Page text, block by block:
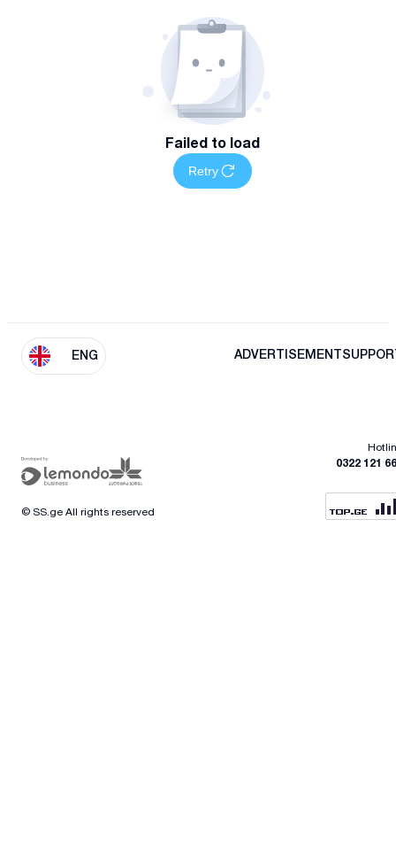
Failed to load
Retry
ENG ADVERTISEMENT
0322 121
© SS.ge All rights reserved